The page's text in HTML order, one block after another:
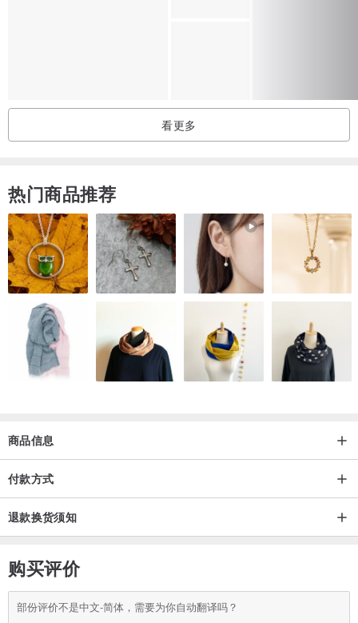
看更多
热门商品推荐
商品信息
付款方式
退款换货须知
购买评价
部份评价不是中文-简体，需要为你自动翻译吗？